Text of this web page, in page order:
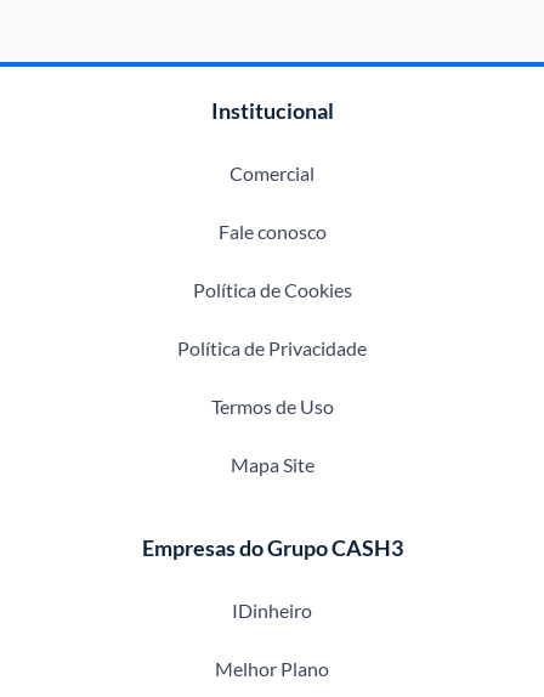
Institucional
Comercial
Fale conosco
Política de Cookies
Política de Privacidade
Termos de Uso
Mapa Site
Empresas do Grupo CASH3
IDinheiro
Melhor Plano